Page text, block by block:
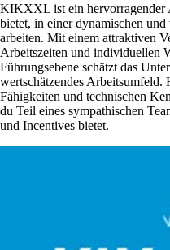
KIKXXL ist ein hervorragender
bietet, in einer dynamischen
arbeiten. Mit einem attraktiven
Arbeitszeiten und individuellen
Führungsebene schätzt das
wertschätzendes
Fähigkeiten und technischen
du Teil eines sympathischen
und Incentives bietet.